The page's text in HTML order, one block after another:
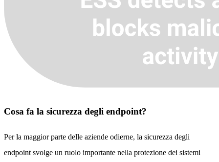
Cosa fa la sicurezza degli endpoint?
Per la maggior parte delle aziende odierne, la sicurezza degli
endpoint svolge un ruolo importante nella protezione dei sistemi